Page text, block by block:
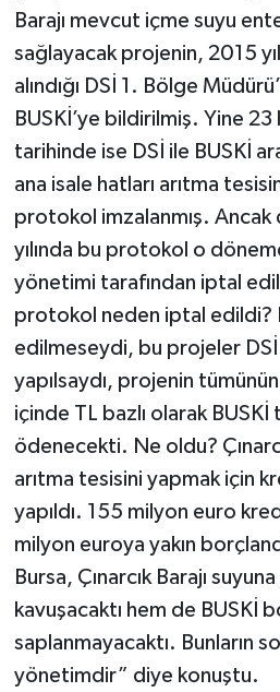
Barajı mevcut içme suyu
sağlayacak projenin, 2015
alındığı DSİ 1. Bölge
BUSKİ’ye bildirilmiş. Yine
tarihinde ise DSİ ile BUSKİ
ana isale hatları arıtma
protokol imzalanmış. Ancak
yılında bu protokol o
yönetimi tarafından iptal
protokol neden iptal edildi?
edilmeseydi, bu projeler DSİ
yapılsaydı, projenin
içinde TL bazlı olarak BUSKİ
ödenecekti. Ne oldu?
arıtma tesisini yapmak için
yapıldı. 155 milyon euro
milyon euroya yakın
Bursa, Çınarcık Barajı
kavuşacaktı hem de BUSKİ
saplanmayacaktı. Bunların
yönetimdir” diye konuştu.